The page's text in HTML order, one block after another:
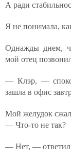
А ради
Я не понимала,
Однажды днем,
мой отец
— Клэр, —
зашла в офис
Мой желудок
— Что-то не так?
— Нет, —